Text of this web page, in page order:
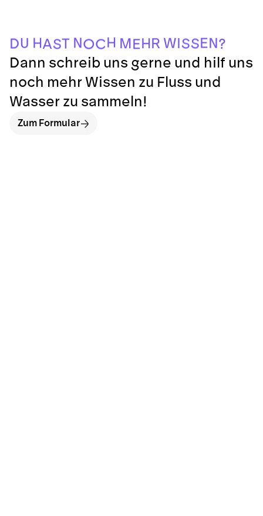
DU HAS T NOC
H MEH R W SSEN?
Dann schreib uns gerne und hilf uns
noch mehr Wissen zu Fluss und
Wasser zu sammeln!
Zum Formular